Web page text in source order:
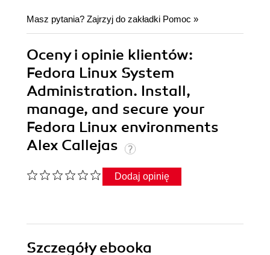
Masz pytania? Zajrzyj do zakładki Pomoc »
Oceny i opinie klientów:
Fedora Linux System
Administration. Install,
manage, and secure your
Fedora Linux environments
Alex Callejas
Dodaj opinię
Szczegółyebooka